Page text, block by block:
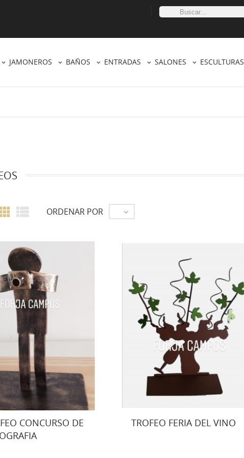
JAMONEROS BAÑOS ENTRADAS SALONES ESCULTURAS
 ORDENAR POR 
CONCURSO DE
TROFEO FERIA DEL VINO